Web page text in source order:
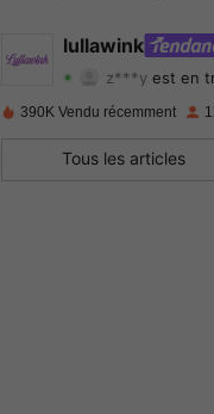
lullawink
z***yest en
4.90 Evaluation
390K Vendu récemment
Tous les articles